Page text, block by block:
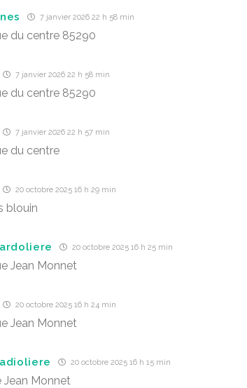
7 janvier 2026 22 h 58 min
du centre 85290
7 janvier 2026 22 h 58 min
du centre 85290
7 janvier 2026 22 h 57 min
du centre
20 octobre 2025 16 h 29 min
blouin
20 octobre 2025 16 h 25 min
Jean Monnet
20 octobre 2025 16 h 24 min
Jean Monnet
20 octobre 2025 16 h 15 min
Jean Monnet